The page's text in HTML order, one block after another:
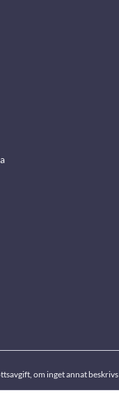
om inget annat beskrivs